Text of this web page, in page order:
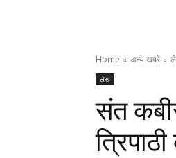
Home अन्य खबरे
लेख
संत